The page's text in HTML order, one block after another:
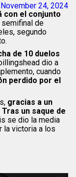
November 24, 2024
con el conjunto
semifinal de
segundo
de 10 duelos
dio a
cuando
perdido por el
gracias a un
un saque de
se dio la media
la victoria a los